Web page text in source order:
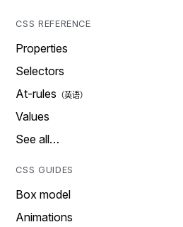
CSS REFERENCE
Properties
Selectors
At-rules
Values
See all…
CSS GUIDES
Box model
Animations